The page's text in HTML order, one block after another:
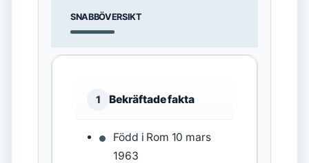
SNABBÖVERSIKT
1 Bekräftade fakta
Född i Rom 10 mars
1963